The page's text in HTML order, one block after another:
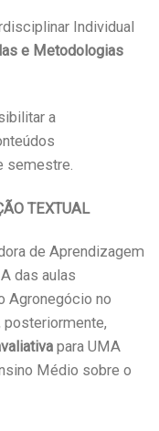
Individual
e Metodologias
a
semestre.
TEXTUAL
de Aprendizagem
das aulas
Agronegócio no
para UMA
Médio sobre o